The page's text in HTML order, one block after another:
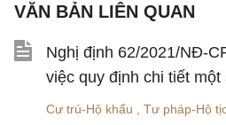
VĂN BẢN LIÊN QUAN
Nghị định 62/2021/NĐ-
việc quy định chi tiết
Cư trú-Hộ khẩu Tư pháp-Hộ